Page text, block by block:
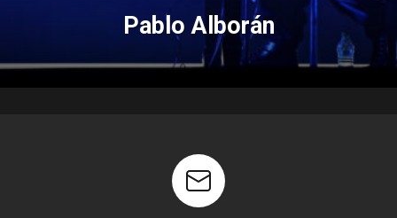
Pablo Alborán